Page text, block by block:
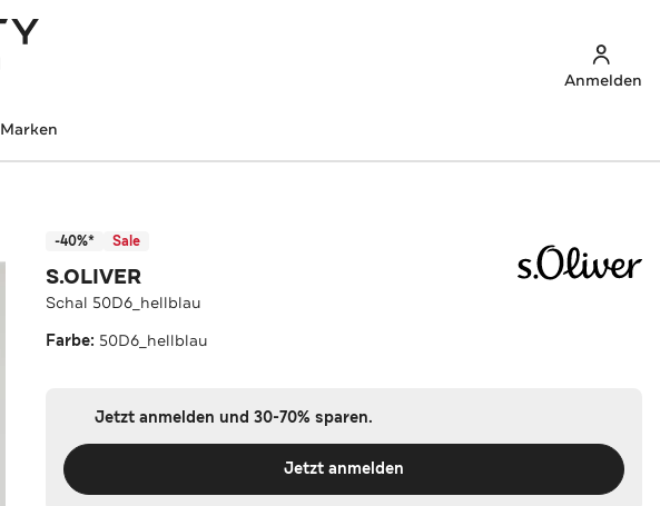
Anmelden
Marken
-40%* Sale
S.OLIVER
Schal 50D6_hellblau
Farbe: 50D6_hellblau
Jetzt anmelden und 30-70% sparen.
Jetzt anmelden